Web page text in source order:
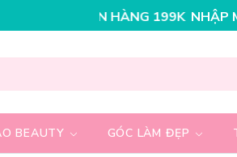
NHẬP MÃ T08FS25K -
BEAUTY GÓC LÀM ĐẸP